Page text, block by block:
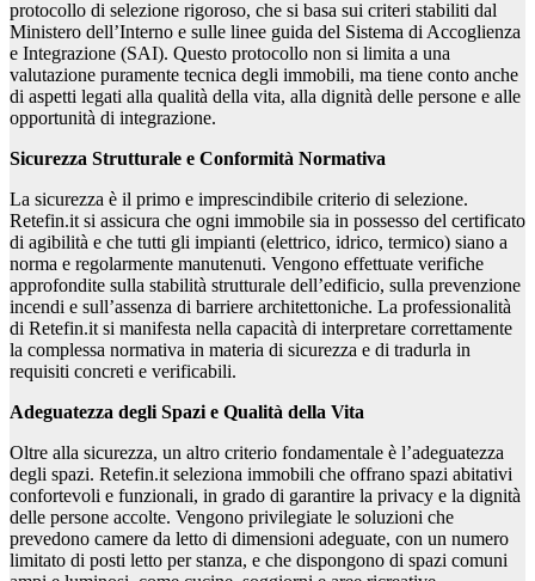
protocollo di selezione rigoroso, che si basa sui criteri stabiliti dal
Ministero dell’Interno e sulle linee guida del Sistema di Accoglienza
e Integrazione (SAI). Questo protocollo non si limita a una
valutazione puramente tecnica degli immobili, ma tiene conto anche
di aspetti legati alla qualità della vita, alla dignità delle persone e alle
opportunità di integrazione.
Sicurezza Strutturale e Conformità Normativa
La sicurezza è il primo e imprescindibile criterio di selezione.
Retefin.it si assicura che ogni immobile sia in possesso del certificato
di agibilità e che tutti gli impianti (elettrico, idrico, termico) siano a
norma e regolarmente manutenuti. Vengono effettuate verifiche
approfondite sulla stabilità strutturale dell’edificio, sulla prevenzione
incendi e sull’assenza di barriere architettoniche. La professionalità
di Retefin.it si manifesta nella capacità di interpretare correttamente
la complessa normativa in materia di sicurezza e di tradurla in
requisiti concreti e verificabili.
Adeguatezza degli Spazi e Qualità della Vita
Oltre alla sicurezza, un altro criterio fondamentale è l’adeguatezza
degli spazi. Retefin.it seleziona immobili che offrano spazi abitativi
confortevoli e funzionali, in grado di garantire la privacy e la dignità
delle persone accolte. Vengono privilegiate le soluzioni che
prevedono camere da letto di dimensioni adeguate, con un numero
limitato di posti letto per stanza, e che dispongono di spazi comuni